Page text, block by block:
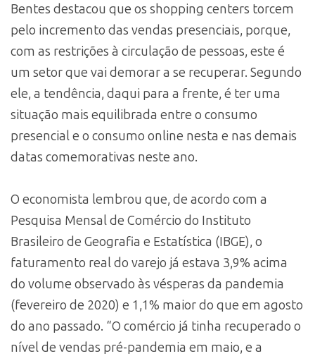
Bentes destacou que os shopping centers torcem
pelo incremento das vendas presenciais, porque,
com as restrições à circulação de pessoas, este é
um setor que vai demorar a se recuperar. Segundo
ele, a tendência, daqui para a frente, é ter uma
situação mais equilibrada entre o consumo
presencial e o consumo online nesta e nas demais
datas comemorativas neste ano.
O economista lembrou que, de acordo com a
Pesquisa Mensal de Comércio do Instituto
Brasileiro de Geografia e Estatística (IBGE), o
faturamento real do varejo já estava 3,9% acima
do volume observado às vésperas da pandemia
(fevereiro de 2020) e 1,1% maior do que em agosto
do ano passado. “O comércio já tinha recuperado o
nível de vendas pré-pandemia em maio, e a